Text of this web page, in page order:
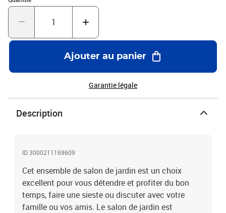
séchez l'excès d'eau ou de neige des surfaces planes après la pluie
ou une chute de neige. Permettez une circulation d'air suffisante
blancMatériau : Pin massifDimensions du canapé d'angle : 63,5 x
63,5 x 62,5 cm (l x P x H)Dimensions de la table : 63,5 x 63,5 x 28,5
cm (L x l x H)L'assemblage est requisLa livraison contient :6 x
canapé d'angle 1 x table
Ajouter au panier
Garantie légale
Description
ID 3000211169609
Cet ensemble de salon de jardin est un choix
excellent pour vous détendre et profiter du bon
temps, faire une sieste ou discuter avec votre
famille ou vos amis. Le salon de jardin est